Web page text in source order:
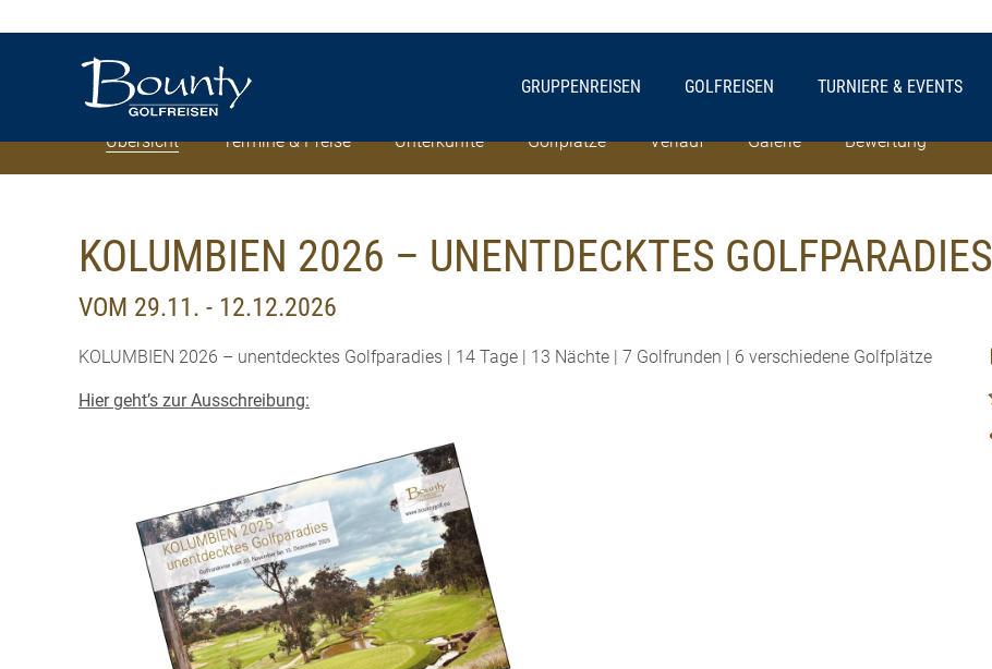
GRUPPENREISEN GOLFREISEN TURNIERE & EVENTS
Übersicht Termine & Preise Unterkünfte Golfplätze Verlauf Galerie Bewertung
KOLUMBIEN 2026 – UNENTDECKTES GOLFPARADIES
VOM 29.11. - 12.12.2026
KOLUMBIEN 2026 – unentdecktes Golfparadies | 14 Tage | 13 Nächte | 7 Golfrunden | 6 verschiedene Golfplätze
Hier geht’s zur Ausschreibung: